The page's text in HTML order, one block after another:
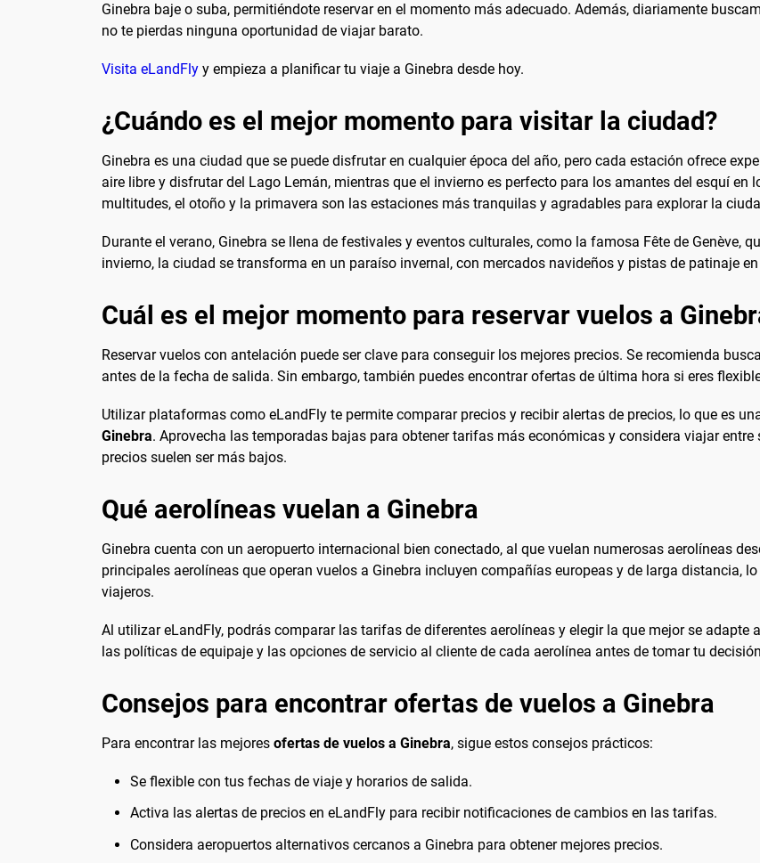
Ginebra baje o suba, permitiéndote reservar en el momento más adecuado. Además, diariamente
no te pierdas ninguna oportunidad de viajar barato.
Visita eLandFly y empieza a planificar tu viaje a Ginebra desde hoy.
¿Cuándo es el mejor momento para visitar la ciudad?
Ginebra es una ciudad que se puede disfrutar en cualquier época del año, pero cada estación ofrece
aire libre y disfrutar del Lago Lemán, mientras que el invierno es perfecto para los amantes del esquí en
multitudes, el otoño y la primavera son las estaciones más tranquilas y agradables para explorar la
Durante el verano, Ginebra se llena de festivales y eventos culturales, como la famosa Fête de Genève,
invierno, la ciudad se transforma en un paraíso invernal, con mercados navideños y pistas de patinaje
Cuál es el mejor momento para reservar vuelos a
Reservar vuelos con antelación puede ser clave para conseguir los mejores precios. Se recomienda
antes de la fecha de salida. Sin embargo, también puedes encontrar ofertas de última hora si eres
Utilizar plataformas como eLandFly te permite comparar precios y recibir alertas de precios, lo que es
Ginebra. Aprovecha las temporadas bajas para obtener tarifas más económicas y considera viajar
precios suelen ser más bajos.
Qué aerolíneas vuelan a Ginebra
Ginebra cuenta con un aeropuerto internacional bien conectado, al que vuelan numerosas aerolíneas
principales aerolíneas que operan vuelos a Ginebra incluyen compañías europeas y de larga distancia,
viajeros.
Al utilizar eLandFly, podrás comparar las tarifas de diferentes aerolíneas y elegir la que mejor se adapte
las políticas de equipaje y las opciones de servicio al cliente de cada aerolínea antes de tomar tu
Consejos para encontrar ofertas de vuelos a Ginebra
Para encontrar las mejores ofertas de vuelos a Ginebra, sigue estos consejos prácticos:
Se flexible con tus fechas de viaje y horarios de salida.
Activa las alertas de precios en eLandFly para recibir notificaciones de cambios en las tarifas.
Considera aeropuertos alternativos cercanos a Ginebra para obtener mejores precios.